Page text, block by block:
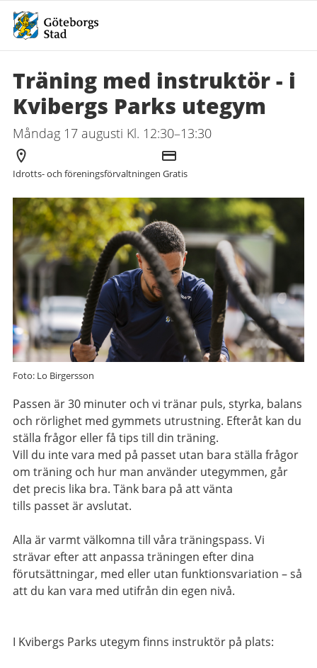
Träning med instruktör - i
Kvibergs Parks utegym
Måndag 17 augusti Kl. 12:30–13:30
Arrangör
Idrotts- och föreningsförvaltningen
Kostnad
Gratis
Foto: Lo Birgersson
Passen är 30 minuter och vi tränar puls, styrka, balans
och rörlighet med gymmets utrustning. Efteråt kan du
ställa frågor eller få tips till din träning.
Vill du inte vara med på passet utan bara ställa frågor
om träning och hur man använder utegymmen, går
det precis lika bra. Tänk bara på att vänta
tills passet är avslutat.
Alla är varmt välkomna till våra träningspass. Vi
strävar efter att anpassa träningen efter dina
förutsättningar, med eller utan funktionsvariation – så
att du kan vara med utifrån din egen nivå.
I Kvibergs Parks utegym finns instruktör på plats: